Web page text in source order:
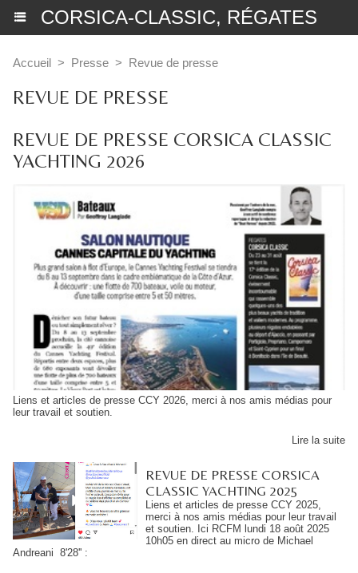
CORSICA-CLASSIC, RÉGATES
Accueil > Presse > Revue de presse
REVUE DE PRESSE
REVUE DE PRESSE CORSICA CLASSIC
YACHTING 2026
Liens et articles de presse CCY 2026, merci à nos amis médias pour
leur travail et soutien.
Lire la suite
REVUE DE PRESSE CORSICA
CLASSIC YACHTING 2025
Liens et articles de presse CCY 2025,
merci à nos amis médias pour leur travail
et soutien. Ici RCFM lundi 18 août 2025
10h05 en direct au micro de Michael
Andreani 8'28'' :